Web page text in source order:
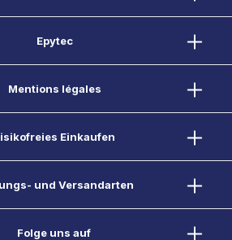
Epytec
Mentions légales
Einkaufen
und Versandarten
Folge uns auf